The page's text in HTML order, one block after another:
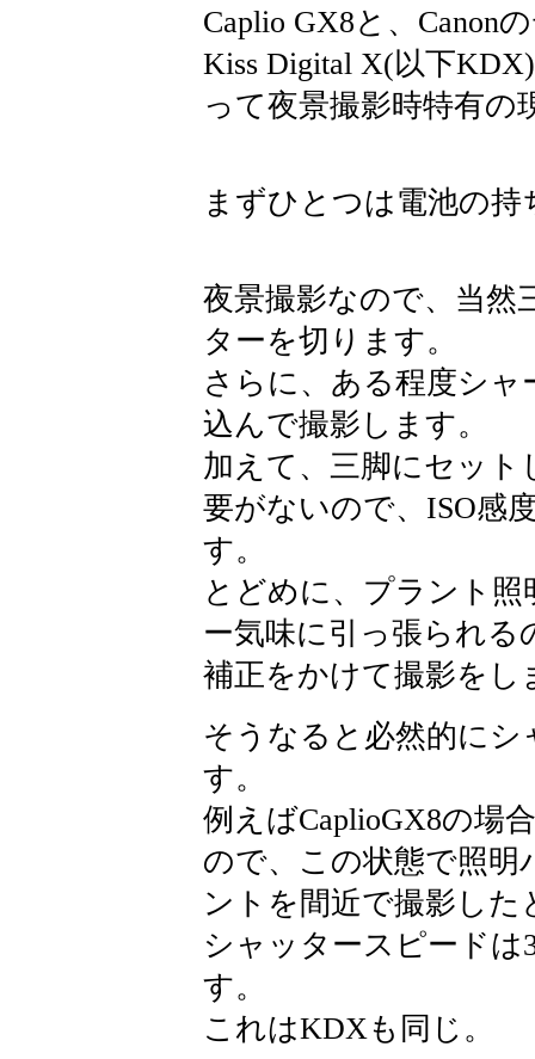
Caplio GX8と、Canon
Kiss Digital X(以下
って夜景撮影時特有の
まずひとつは電池の持
夜景撮影なので、当然
ターを切ります。
さらに、ある程度シ
込んで撮影します。
加えて、三脚にセッ
要がないので、ISO感
す。
とどめに、プラント
ー気味に引っ張られる
補正をかけて撮影をし
そうなると必然的に
す。
例えばCaplioGX8の場
ので、この状態で照
ントを間近で撮影した
シャッタースピード
す。
これはKDXも同じ。